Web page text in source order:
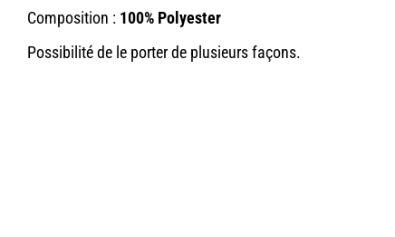
Composition : 100% Polyester
Possibilité de le porter de plusieurs façons.